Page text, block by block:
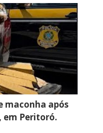
maconha após
em Peritoró.